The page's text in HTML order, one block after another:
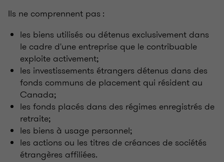
Ils ne comprennent pas :
les biens utilisés ou détenus exclusivement dans
le cadre d'une entreprise que le contribuable
exploite activement;
les investissements étrangers détenus dans des
fonds communs de placement qui résident au
Canada;
les fonds placés dans des régimes enregistrés de
retraite;
les biens à usage personnel;
les actions ou les titres de créances de sociétés
étrangères affiliées.